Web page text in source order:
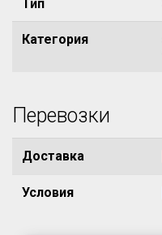
Тип
Категория
Перевозки
Доставка
Условия